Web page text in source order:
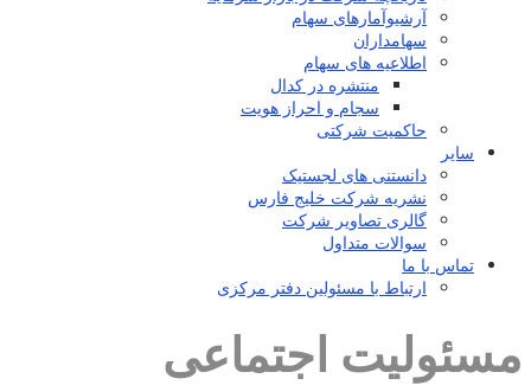
آرشیوآمارهای سهام
سهامداران
اطلاعیه های سهام
منتشره در کدال
سجام و احراز هویت
حاکمیت شرکتی
سایر
دانستنی های لجستیک
نشریه شرکت خلیج فارس
گالری تصاویر شرکت
سوالات متداول
تماس با ما
ارتباط با مسئولین دفتر مرکزی
مسئولیت اجتماعی